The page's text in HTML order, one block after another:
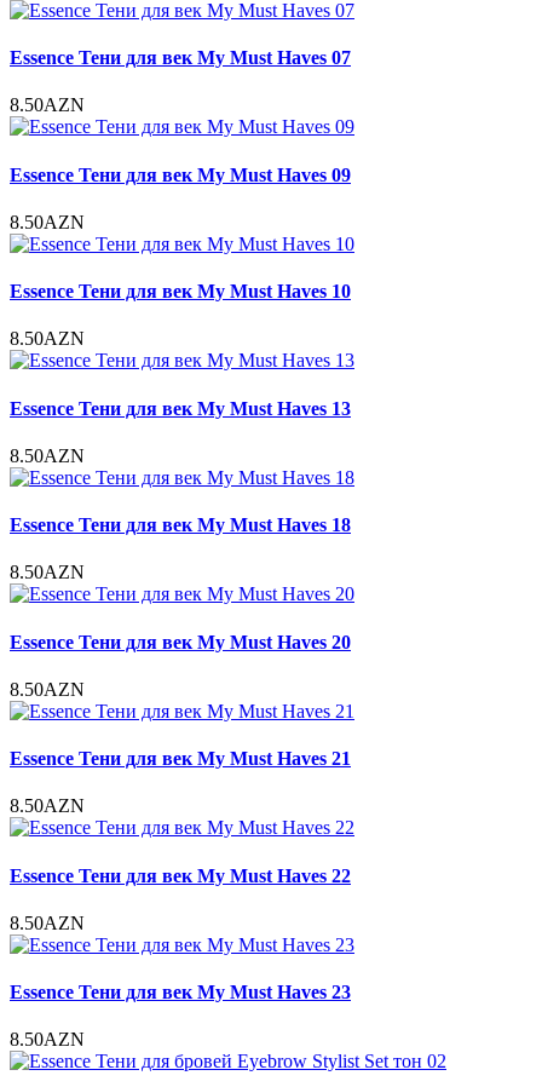
Essence Тени для век My Must Haves 07
8.50AZN
Essence Тени для век My Must Haves 09
8.50AZN
Essence Тени для век My Must Haves 10
8.50AZN
Essence Тени для век My Must Haves 13
8.50AZN
Essence Тени для век My Must Haves 18
8.50AZN
Essence Тени для век My Must Haves 20
8.50AZN
Essence Тени для век My Must Haves 21
8.50AZN
Essence Тени для век My Must Haves 22
8.50AZN
Essence Тени для век My Must Haves 23
8.50AZN